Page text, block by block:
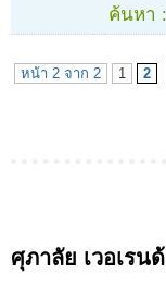
ค้นหา :
หน้า 2 จาก 2 1 2
ศุภาลัย เวอเรน